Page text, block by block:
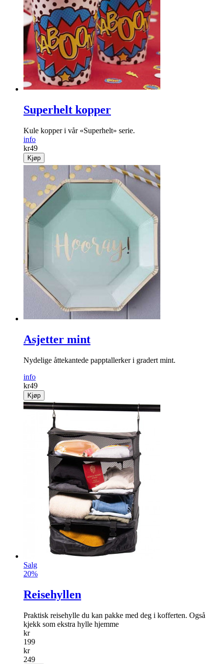
Superhelt kopper
Kule kopper i vår «Superhelt» serie.
info
kr49
Kjøp
Asjetter mint
Nydelige åttekantede papptallerker i gradert mint.
info
kr49
Kjøp
Salg
20%
Reisehyllen
Praktisk reisehylle du kan pakke med deg i kofferten. Også
kjekk som ekstra hylle hjemme
kr
199
kr
249